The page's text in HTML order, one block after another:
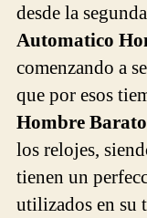
desde la
Automatico
comenzando a
que por esos
Hombre
los relojes,
tienen un
utilizados en su